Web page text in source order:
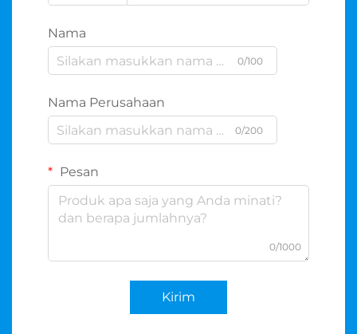
Nama
0/100
Nama Perusahaan
0/200
Pesan
0/1000
Kirim